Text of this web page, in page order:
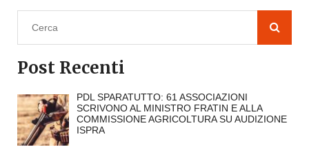
Post Recenti
PDL SPARATUTTO: 61 ASSOCIAZIONI
SCRIVONO AL MINISTRO FRATIN E ALLA
COMMISSIONE AGRICOLTURA SU AUDIZIONE
ISPRA